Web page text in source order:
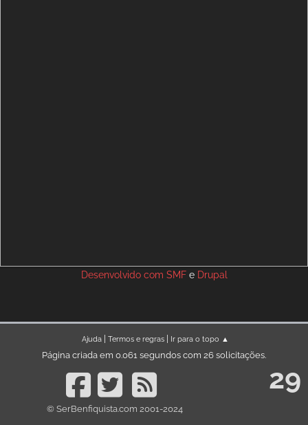
Desenvolvido com SMFe Drupal
Ajuda| Termos e regras| Ir para o topo ▲
Página criada em 0.061 segundos com 26 solicitações.
© SerBenfiquista.com 2001-2024
29